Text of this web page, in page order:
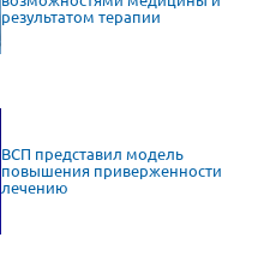
результатом терапии
ВСП представил модель
повышения приверженности
лечению